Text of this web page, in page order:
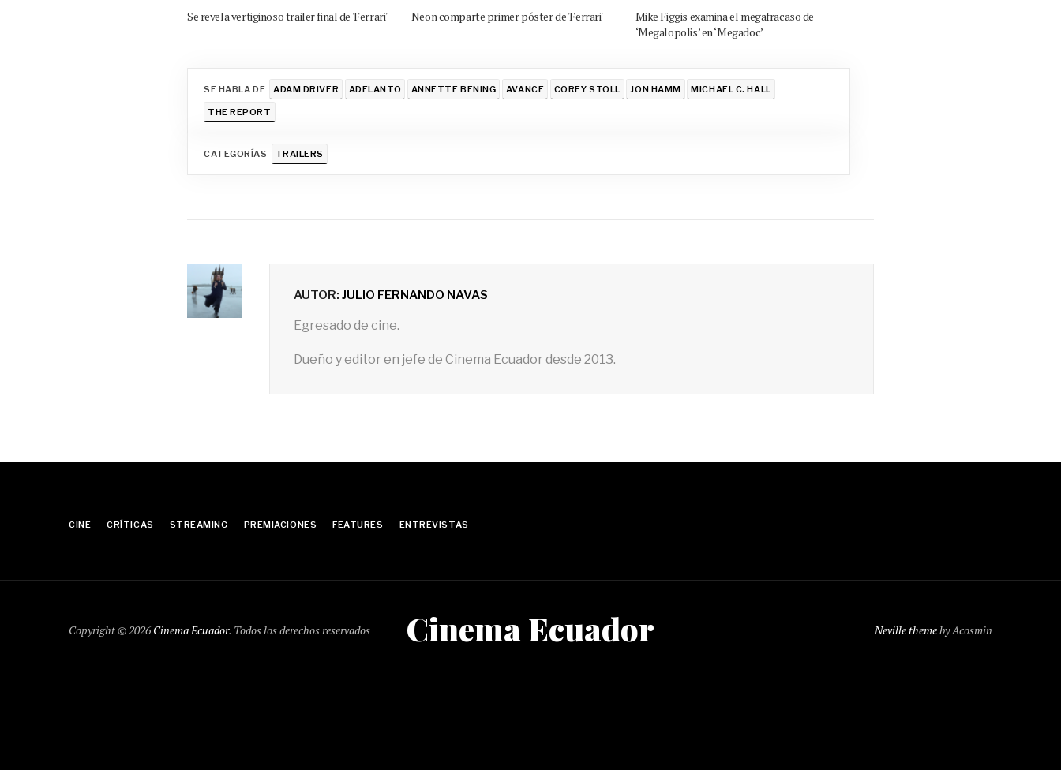
Se revela vertiginoso trailer final de 'Ferrari' Neon comparte primer póster de 'Ferrari'
Mike Figgis examina el megafracaso de
‘Megalopolis’ en ‘Megadoc’
SE HABLA DE ADAM DRIVER ADELANTO ANNETTE BENING AVANCE COREY STOLL JON HAMM MICHAEL C. HALL
THE REPORT
CATEGORÍAS TRAILERS
AUTOR:JULIO FERNANDO NAVAS
Egresado de cine.
Dueño y editor en jefe de Cinema Ecuador desde 2013.
CINE CRÍTICAS STREAMING PREMIACIONES FEATURES ENTREVISTAS
Copyright © 2026 Cinema Ecuador. Todos los derechos reservados Cinema Ecuador Neville themeby Acosmin